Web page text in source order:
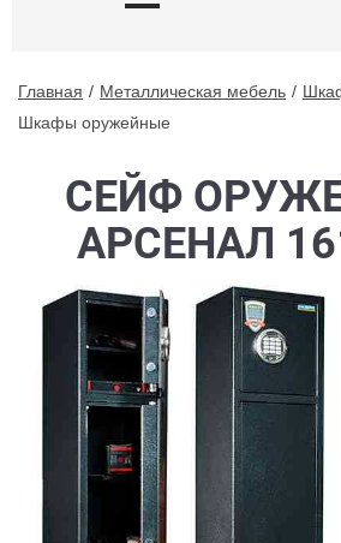
Главная Металлическая мебель
Шкафы оружейные
СЕЙФ
АРСЕНАЛ